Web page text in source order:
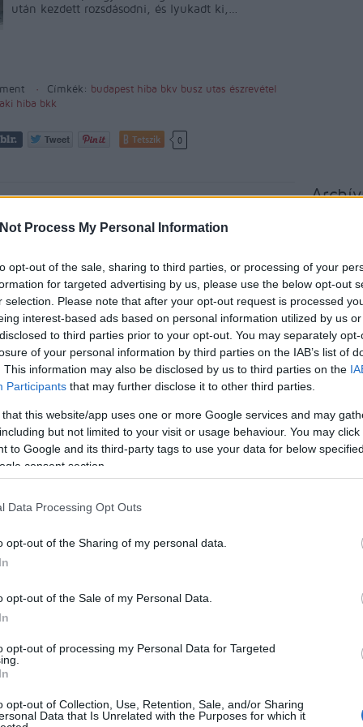
Process My Personal Information
opt-out of the sale, sharing to third parties, or processing of your
for targeted advertising by us, please use the below opt-out
selection. Please note that after your opt-out request is processed
interest-based ads based on personal information utilized by us
to third parties prior to your opt-out. You may separately
of your personal information by third parties on the IAB’s list of
This information may also be disclosed by us to third parties on the
Participants that may further disclose it to other third parties.
that this website/app uses one or more Google services and may
but not limited to your visit or usage behaviour. You may
to Google and its third-party tags to use your data for below
consent section.
Data Processing Opt Outs
opt-out of the Sharing of my personal data.
opt-out of the Sale of my Personal Data.
opt-out of processing my Personal Data for Targeted
opt-out of Collection, Use, Retention, Sale, and/or Sharing
Data that Is Unrelated with the Purposes for which it
után kezdett rozsdásodni, és lyukadt ki,…
Címkék: budapest hiba bkv busz utas észrevétel
hiba bkk
Tetszik 0
a BKV-nál: ?Léci
a garázsból ezt a fost!?
A címben idézett üzenettel találkozhatnak azok
az utasok, akik a képen látható busszal utaznak.
A BKV műszakosai valószínűleg megelégelték a
katasztrofális állapotokat, ezért írtak a
napellenzőre olyan szövegeket, mint a ?Trágya
szar, mint a BKV Zrt?; ?Van itt erő, csak ritkán…
Címkék:budapest vicc bkv busz hülyeség
garázs vezető
együtt szaggatják le a
a BKV-buszok oldalairól
BKV-figyelőnek, mert szeretné megtudni, hogy
ki fogja megtéríteni azokat a károkat a
közlekedési társaságnak, amit a hirdetéseket
A jelenség először a Volvo buszokon volt
megfigyelhető,…
2015
2014
2014
2014
2014
2014
BKV-